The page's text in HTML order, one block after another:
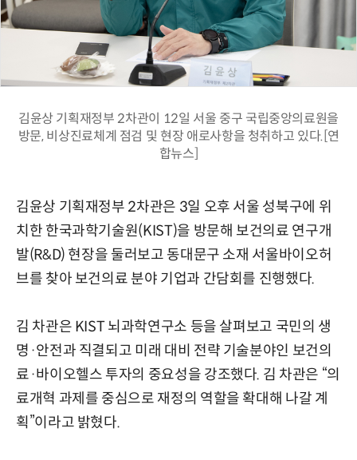
김윤상 기획재정부 2차관이 12일 서울 중구 국립중앙의료원을
방문, 비상진료체계 점검 및 현장 애로사항을 청취하고 있다.[연
합뉴스]
김윤상 기획재정부 2차관은 3일 오후 서울 성북구에 위
치한 한국과학기술원(KIST)을 방문해 보건의료 연구개
발(R&D) 현장을 둘러보고 동대문구 소재 서울바이오허
브를 찾아 보건의료 분야 기업과 간담회를 진행했다.
김 차관은 KIST 뇌과학연구소 등을 살펴보고 국민의 생
명·안전과 직결되고 미래 대비 전략 기술분야인 보건의
료·바이오헬스 투자의 중요성을 강조했다. 김 차관은 “의
료개혁 과제를 중심으로 재정의 역할을 확대해 나갈 계
획”이라고 밝혔다.